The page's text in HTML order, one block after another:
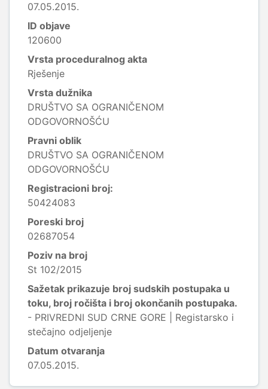
07.05.2015.
ID objave
120600
Vrsta proceduralnog akta
Rješenje
Vrsta dužnika
DRUŠTVO SA OGRANIČENOM
ODGOVORNOŠĆU
Pravni oblik
DRUŠTVO SA OGRANIČENOM
ODGOVORNOŠĆU
Registracioni broj:
50424083
Poreski broj
02687054
Poziv na broj
St 102/2015
Sažetak prikazuje broj sudskih postupaka u
toku, broj ročišta i broj okončanih postupaka.
- PRIVREDNI SUD CRNE GORE | Registarsko i
stečajno odjeljenje
Datum otvaranja
07.05.2015.